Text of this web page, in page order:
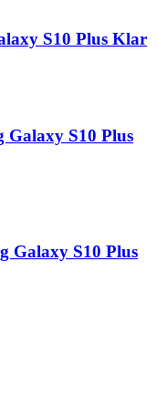
S10 Plus Klar
Galaxy S10 Plus
Galaxy S10 Plus